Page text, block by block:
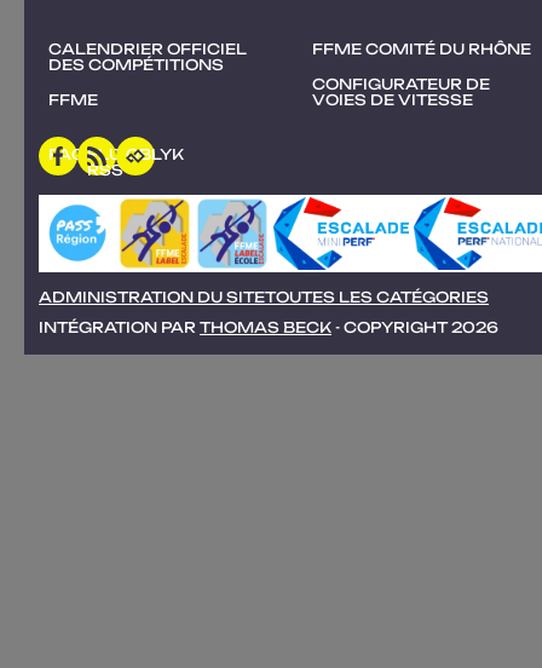
CALENDRIER OFFICIEL
DES COMPÉTITIONS
FFME
FFME COMITÉ DU RHÔNE
CONFIGURATEUR DE
VOIES DE VITESSE
FACEBOOK
FLUX
RSS
OBLYK
ADMINISTRATION DU SITETOUTES LES CATÉGORIES
INTÉGRATION PAR THOMAS BECK - COPYRIGHT 2026